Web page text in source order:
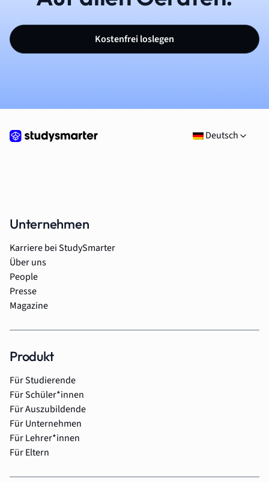
Kostenfrei loslegen
Deutsch
Unternehmen
Karriere bei StudySmarter
Über uns
People
Presse
Magazine
Produkt
Für Studierende
Für Schüler*innen
Für Auszubildende
Für Unternehmen
Für Lehrer*innen
Für Eltern